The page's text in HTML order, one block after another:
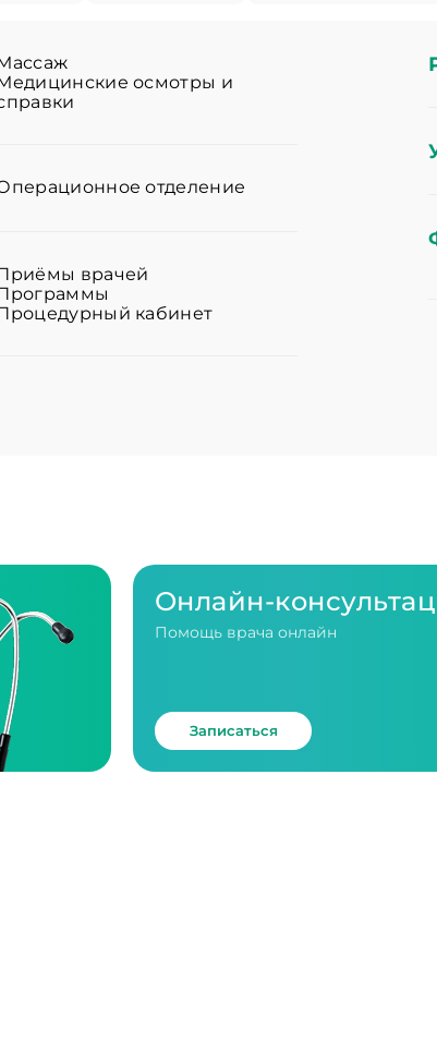
осмотры и
отделение
врачей
кабинет
Онлайн-
Помощь врача онлайн
Записаться